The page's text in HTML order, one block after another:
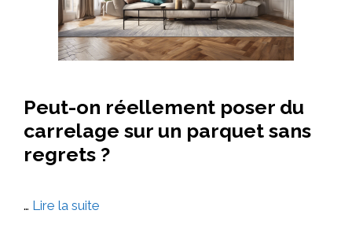
Peut-on réellement poser du
carrelage sur un parquet sans
regrets ?
… Lire la suite